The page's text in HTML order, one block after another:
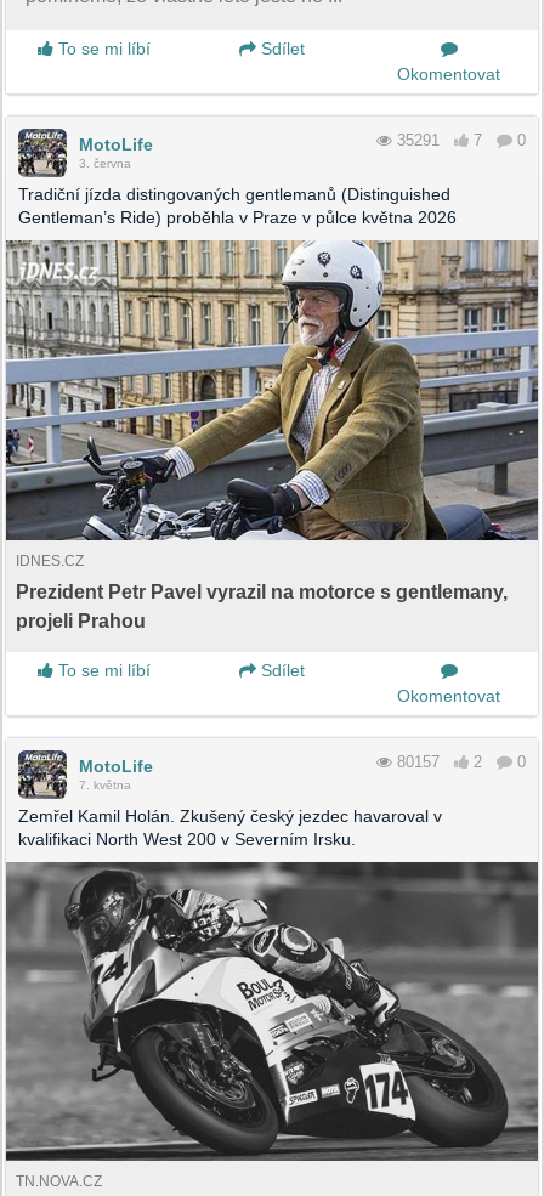
To se mi líbí
Sdílet
Okomentovat
MotoLife
3. června
35291 7 0
Tradiční jízda distingovaných gentlemanů (Distinguished
Gentleman’s Ride) proběhla v Praze v půlce května 2026
IDNES.CZ
Prezident Petr Pavel vyrazil na motorce s gentlemany,
projeli Prahou
To se mi líbí
Sdílet
Okomentovat
MotoLife
7. května
80157 2 0
Zemřel Kamil Holán. Zkušený český jezdec havaroval v
kvalifikaci North West 200 v Severním Irsku.
TN.NOVA.CZ